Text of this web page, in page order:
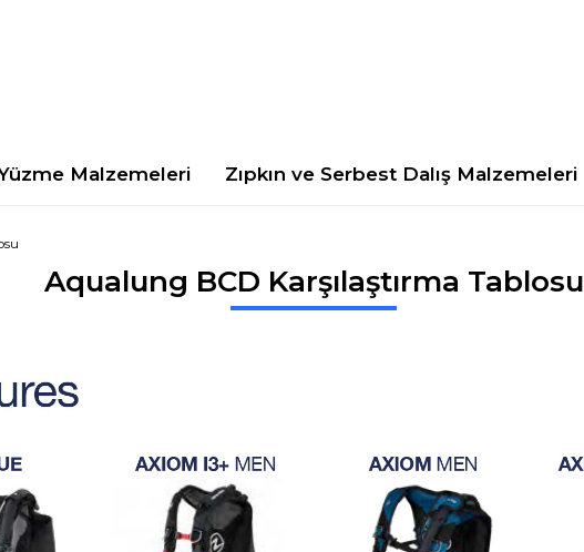
Malzemeleri Zıpkın ve Serbest Dalış Malzemeleri
Aqualung BCD Karşılaştırma Tablosu